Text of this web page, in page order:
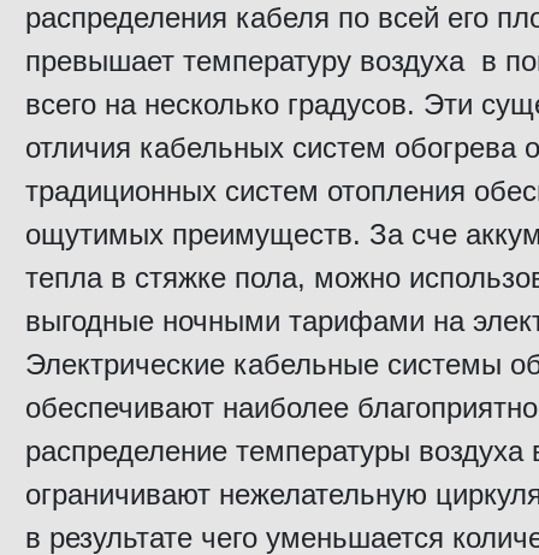
распределения кабеля по всей его
превышает температуру воздуха в
всего на несколько градусов. Эти
отличия кабельных систем обогрева
традиционных систем отопления
ощутимых преимуществ. За сче
тепла в стяжке пола, можно
выгодные ночными тарифами на
Электрические кабельные системы
обеспечивают наиболее
распределение температуры
ограничивают нежелательную
в результате чего уменьшается